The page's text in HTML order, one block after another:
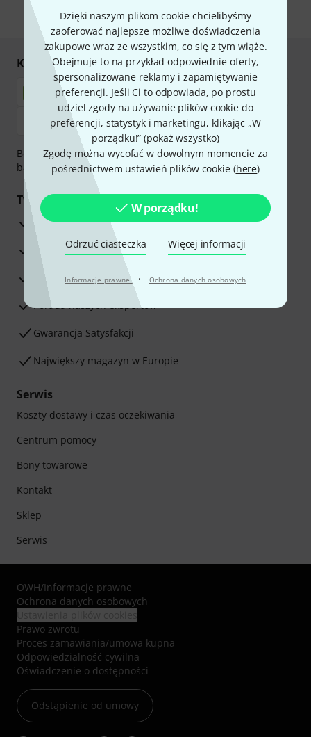
Dzięki naszym plikom cookie chcielibyśmy
zaoferować najlepsze możliwe doświadczenia
zakupowe wraz ze wszystkim, co się z tym wiąże.
Obejmuje to na przykład odpowiednie oferty,
spersonalizowane reklamy i zapamiętywanie
preferencji. Jeśli Ci to odpowiada, po prostu
udziel zgody na używanie plików cookie do
preferencji, statystyk i marketingu, klikając „W
porządku!” (pokaż wszystko)
Zgodę można wycofać w dowolnym momencie za
pośrednictwem ustawień plików cookie (here)
W porządku!
Odrzuć ciasteczka Więcej informacji
Informacje prawne · Ochrona danych osobowych
* Wymagany
Kupuj i płać bezpiecznie
Bezpieczna płatność przez Za pobraniem, Przelew
bankowy, PayPal, Blik lub Karta kredytowa.
Twoje korzyści
3-letnia Gwarancja Thomann
30-dniowa gwarancja zwrotu pieniędzy
Serwis Naprawczy
Porada naszych ekspertów
Gwarancja Satysfakcji
Największy magazyn w Europie
Serwis
Koszty dostawy i czas oczekiwania
Centrum pomocy
Bony towarowe
Kontakt
Sklep
Serwis
OWH/Informacje prawne
Ochrona danych osobowych
Prawo zwrotu
Proces zamawiania/umowa kupna
Odpowiedzialność cywilna
Oświadczenie o dostępności
Odstąpienie od umowy